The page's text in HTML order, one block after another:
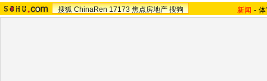
搜狐 ChinaRen 17173 焦点房地产 搜狗 新闻 -